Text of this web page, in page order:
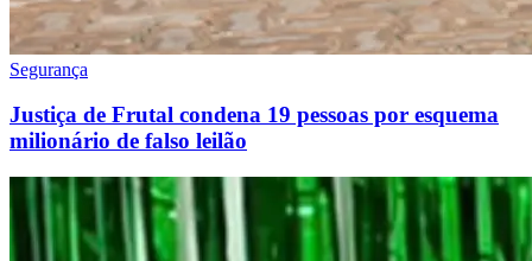
Segurança
Justiça de Frutal condena 19 pessoas por esquema
milionário de falso leilão